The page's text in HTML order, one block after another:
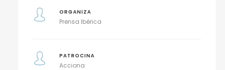
ORGANIZA
Prensa Ibérica
PATROCINA
Acciona